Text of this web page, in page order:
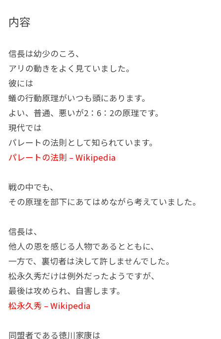
内容
信長は幼少のころ、
アリの動きをよく見ていました。
彼には
蟻の行動原理がいつも頭にあります。
よい、普通、悪いが2：6：2の原理です。
現代では
パレートの法則として知られています。
パレートの法則 – Wikipedia
戦の中でも、
その原理を部下にあてはめながら考えていました。
信長は、
他人の恩を感じる人物であるとともに、
一方で、裏切者は決して許しませんでした。
松永久秀だけは例外だったようですが、
最後は攻められ、自害します。
松永久秀 – Wikipedia
同盟者である徳川家康は